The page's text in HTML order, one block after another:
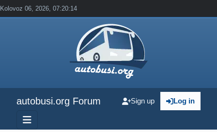
Kolovoz 06, 2026, 07:20:14
autobusi.org Forum Log in
Sign up